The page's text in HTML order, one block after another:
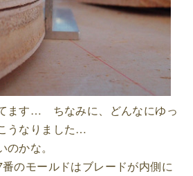
ます… ちなみに、どんなにゆっ
うなりました…
かな。
のモールドはブレードが内側に